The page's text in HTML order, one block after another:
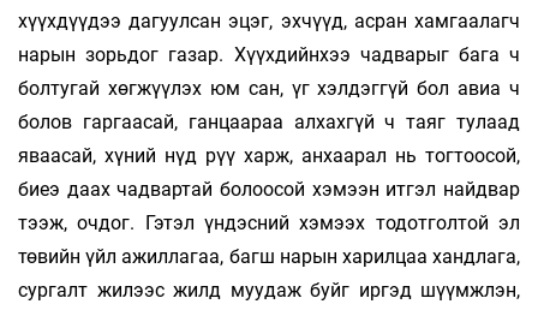
хүүхдүүдээ дагуулсан эцэг, эхчүүд, асран хамгаалагч
нарын зорьдог газар. Хүүхдийнхээ чадварыг бага ч
болтугай хөгжүүлэх юм сан, үг хэлдэггүй бол авиа ч
болов гаргаасай, ганцаараа алхахгүй ч таяг тулаад
яваасай, хүний нүд рүү харж, анхаарал нь тогтоосой,
биеэ даах чадвартай болоосой хэмээн итгэл найдвар
тээж, очдог. Гэтэл үндэсний хэмээх тодотголтой эл
төвийн үйл ажиллагаа, багш нарын харилцаа хандлага,
сургалт жилээс жилд муудаж буйг иргэд шүүмжлэн,